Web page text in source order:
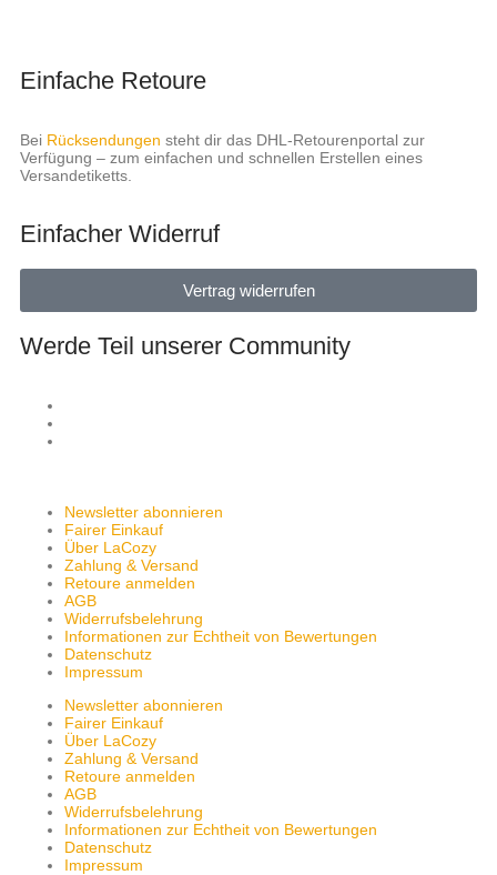
Einfache Retoure
Bei Rücksendungen steht dir das DHL-Retourenportal zur
Verfügung – zum einfachen und schnellen Erstellen eines
Versandetiketts.
Einfacher Widerruf
Vertrag widerrufen
Werde Teil unserer Community
Newsletter abonnieren
Fairer Einkauf
Über LaCozy
Zahlung & Versand
Retoure anmelden
AGB
Widerrufsbelehrung
Informationen zur Echtheit von Bewertungen
Datenschutz
Impressum
Newsletter abonnieren
Fairer Einkauf
Über LaCozy
Zahlung & Versand
Retoure anmelden
AGB
Widerrufsbelehrung
Informationen zur Echtheit von Bewertungen
Datenschutz
Impressum